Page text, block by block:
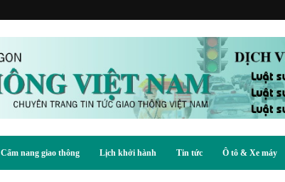
Cẩm nang giao thông Lịch khởi hành Tin tức Ô tô & Xe máy